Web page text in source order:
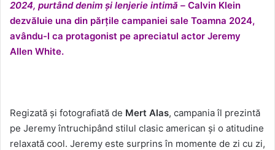
2024, purtând denim și lenjerie intimă – Calvin Klein
dezvăluie una din părțile campaniei sale Toamna 2024,
avându-l ca protagonist pe apreciatul actor Jeremy
Allen White.
Regizată și fotografiată de Mert Alas, campania îl prezintă
pe Jeremy întruchipând stilul clasic american și o atitudine
relaxată cool. Jeremy este surprins în momente de zi cu zi,